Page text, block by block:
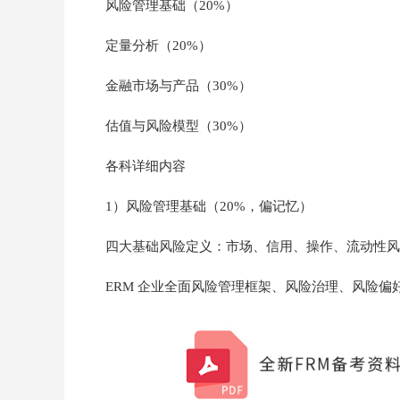
风险管理基础（20%）
定量分析（20%）
金融市场与产品（30%）
估值与风险模型（30%）
各科详细内容
1）风险管理基础（20%，偏记忆）
四大基础风险定义：市场、信用、操作、流动性
ERM 企业全面风险管理框架、风险治理、风险偏